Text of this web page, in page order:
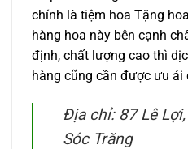
chính là tiệm hoa Tặng
hàng hoa này bên cạnh
định, chất lượng cao thì
hàng cũng cần được ưu ái
Địa chỉ: 87 Lê Lợi,
Sóc Trăng